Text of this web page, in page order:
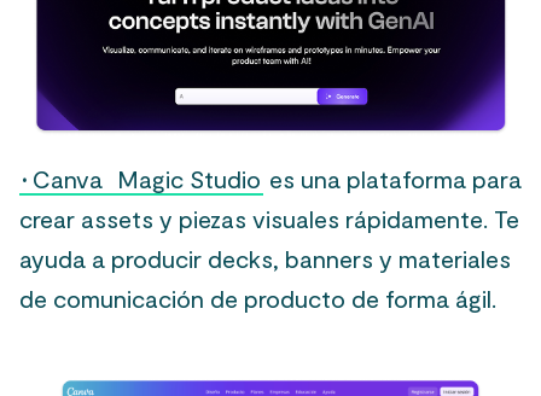
· Canva Magic Studio es una plataforma para
crear assets y piezas visuales rápidamente. Te
ayuda a producir decks, banners y materiales
de comunicación de producto de forma ágil.